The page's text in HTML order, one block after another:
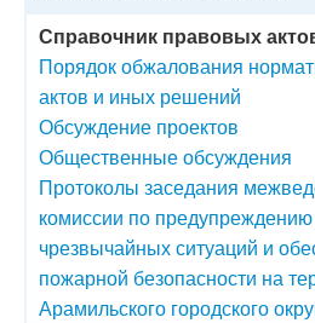
Справочник правовых
Порядок обжалования
актов и иных решений
Обсуждение проектов
Общественные обсуждения
Протоколы заседания
комиссии по
чрезвычайных ситуаций и
пожарной безопасности на
Арамильского городского